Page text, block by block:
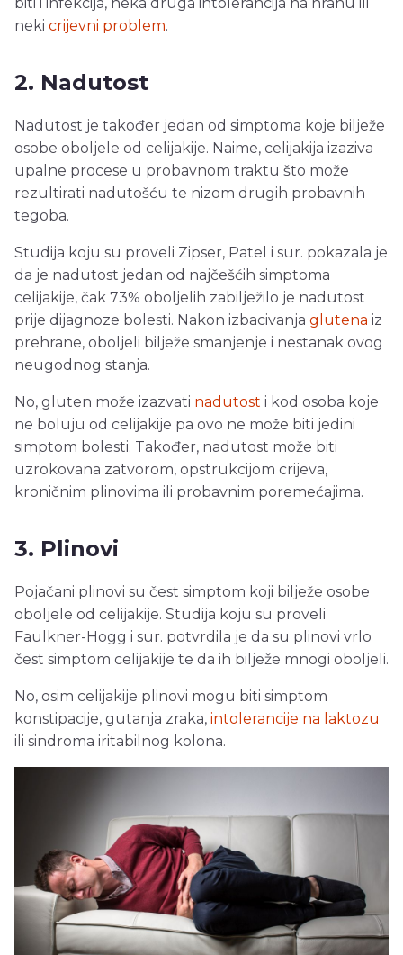
neki crijevni problem.
2. Nadutost
Nadutost je također jedan od simptoma koje bilježe
osobe oboljele od celijakije. Naime, celijakija izaziva
upalne procese u probavnom traktu što može
rezultirati nadutošću te nizom drugih probavnih
tegoba.
Studija koju su proveli Zipser, Patel i sur. pokazala je
da je nadutost jedan od najčešćih simptoma
celijakije, čak 73% oboljelih zabilježilo je nadutost
prije dijagnoze bolesti. Nakon izbacivanja glutena iz
prehrane, oboljeli bilježe smanjenje i nestanak ovog
neugodnog stanja.
No, gluten može izazvati nadutost i kod osoba koje
ne boluju od celijakije pa ovo ne može biti jedini
simptom bolesti. Također, nadutost može biti
uzrokovana zatvorom, opstrukcijom crijeva,
kroničnim plinovima ili probavnim poremećajima.
3. Plinovi
Pojačani plinovi su čest simptom koji bilježe osobe
oboljele od celijakije. Studija koju su proveli
Faulkner-Hogg i sur. potvrdila je da su plinovi vrlo
čest simptom celijakije te da ih bilježe mnogi oboljeli.
No, osim celijakije plinovi mogu biti simptom
konstipacije, gutanja zraka, intolerancije na laktozu
ili sindroma iritabilnog kolona.